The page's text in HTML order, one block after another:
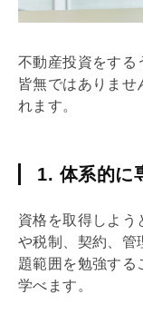
不動産投資をする
皆無ではありませ
れます。
1. 体系的に
資格を取得しよう
や税制、契約、管
題範囲を勉強する
学べます。